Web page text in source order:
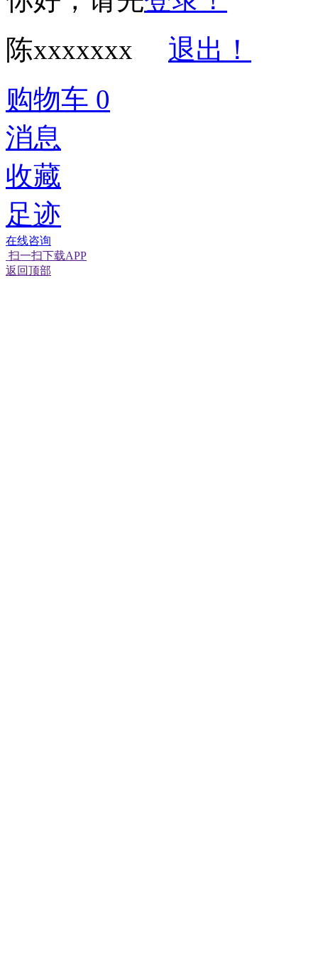
陈xxxxxxx
退出！
购物车 0
消息
收藏
足迹
在线咨询
扫一扫下载APP
返回顶部